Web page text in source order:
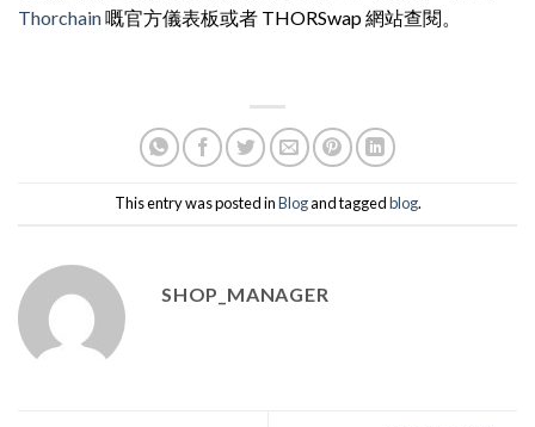
Thorchain嘅官方儀表板或者 THORSwap 網站查閱。
This entry was posted inBlogand taggedblog.
SHOP_MANAGER